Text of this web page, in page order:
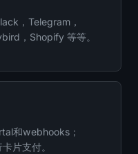
，Telegram，
，Shopify 等等。
和webhooks；
片支付。